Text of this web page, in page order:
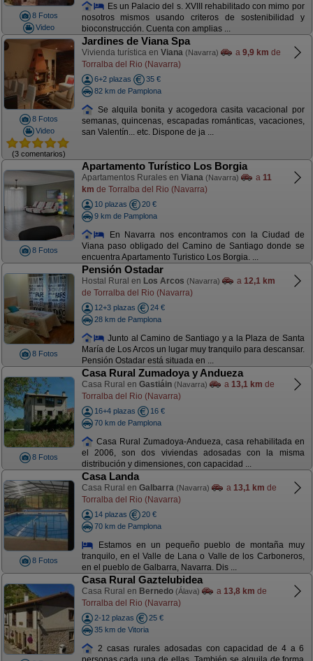
8 Fotos
Video
Es un Palacio del s. XVIII rehabilitado con mimo por
nosotros mismos usando criteros de sostenibilidad y
bioconstrucción. Cuenta con amplias ...
8 Fotos
Video
(3 comentarios)
Jardines de Viana Spa
Vivienda turística en Viana (Navarra) a 9,9 km de
Torralba del Rio (Navarra)
6+2 plazas
35 €
82 km de Pamplona
Se alquila bonita y acogedora casita vacacional por
semanas, quincenas, escapadas románticas, vacaciones,
san Valentín... etc. Dispone de ja ...
8 Fotos
Apartamento Turístico Los Borgia
Apartamentos Rurales en Viana (Navarra) a 11
km de Torralba del Rio (Navarra)
10 plazas
20 €
9 km de Pamplona
En Navarra nos encontramos con la Ciudad de
Viana paso obligado del Camino de Santiago donde se
encuentra Apartamento Turistico Los Borgia. ...
8 Fotos
Pensión Ostadar
Hostal Rural en Los Arcos (Navarra) a 12,1 km
de Torralba del Rio (Navarra)
12+3 plazas
24 €
28 km de Pamplona
Junto al Camino de Santiago y a la Plaza de Santa
María de Los Arcos un lugar muy tranquilo para descansar.
Pensión Ostadar está situada en ...
8 Fotos
Casa Rural Zumadoya y Andueza
Casa Rural en Gastiáin (Navarra) a 13,1 km de
Torralba del Rio (Navarra)
16+4 plazas
16 €
70 km de Pamplona
Casa Rural Zumadoya-Andueza, casa rehabilitada en
el 2006, son dos viviendas adosadas con la misma
distribución y dimensiones, con capacidad ...
8 Fotos
Casa Landa
Casa Rural en Galbarra (Navarra) a 13,1 km de
Torralba del Rio (Navarra)
14 plazas
20 €
70 km de Pamplona
Estamos en un pequeño pueblo de montaña muy
tranquilo, en el Valle de Lana o Valle de los Carboneros,
en el pueblo de Galbarra, Navarra. Dis ...
Casa Rural Gaztelubidea
Casa Rural en Bernedo (Álava) a 13,8 km de
Torralba del Rio (Navarra)
2-12 plazas
25 €
35 km de Vitoria
2 casas rurales adosadas con capacidad de 4 a 6